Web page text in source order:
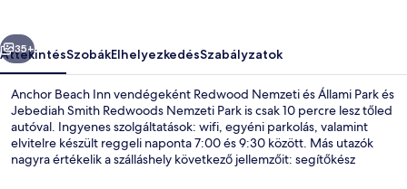
Következő
35+
ÁttekintésSzobákElhelyezkedésSzabályzatok
Anchor Beach Inn vendégeként Redwood Nemzeti és Állami Park és
Jebediah Smith Redwoods Nemzeti Park is csak 10 percre lesz tőled
autóval. Ingyenes szolgáltatások: wifi, egyéni parkolás, valamint
elvitelre készült reggeli naponta 7:00 és 9:30 között. Más utazók
nagyra értékelik a szálláshely következő jellemzőit: segítőkész